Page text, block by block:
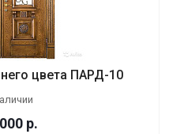
цвета ПАРД-10
р.